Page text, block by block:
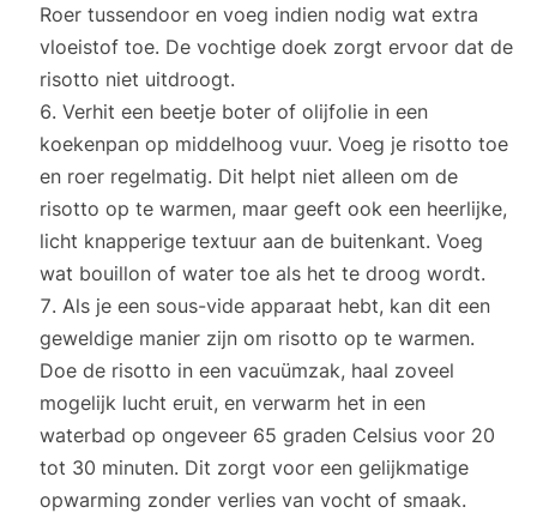
Roer tussendoor en voeg indien nodig wat extra
vloeistof toe. De vochtige doek zorgt ervoor dat de
risotto niet uitdroogt.
Verhit een beetje boter of olijfolie in een
koekenpan op middelhoog vuur. Voeg je risotto toe
en roer regelmatig. Dit helpt niet alleen om de
risotto op te warmen, maar geeft ook een heerlijke,
licht knapperige textuur aan de buitenkant. Voeg
wat bouillon of water toe als het te droog wordt.
Als je een sous-vide apparaat hebt, kan dit een
geweldige manier zijn om risotto op te warmen.
Doe de risotto in een vacuümzak, haal zoveel
mogelijk lucht eruit, en verwarm het in een
waterbad op ongeveer 65 graden Celsius voor 20
tot 30 minuten. Dit zorgt voor een gelijkmatige
opwarming zonder verlies van vocht of smaak.